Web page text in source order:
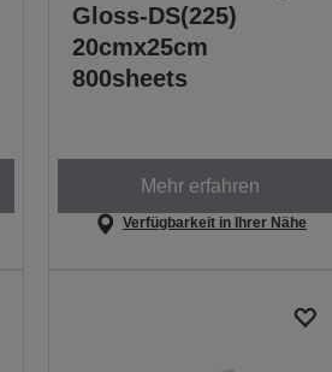
Gloss-DS(225)
20cmx25cm
800sheets
Mehr erfahren
Verfügbarkeit in Ihrer Nähe